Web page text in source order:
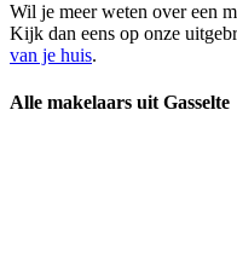
Wil je meer weten over een
Kijk dan eens op onze
van je huis.
Alle makelaars uit Gasselte